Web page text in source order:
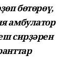
бөтөрөү,
амбулатор
сирҙәрен